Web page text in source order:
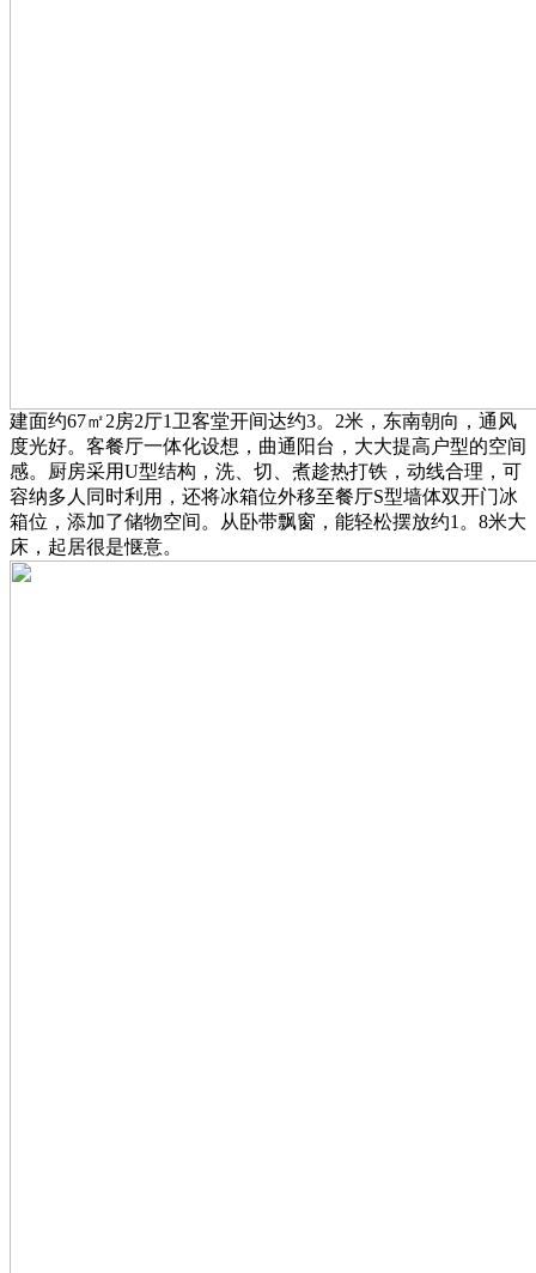
建面约67㎡2房2厅1卫客堂开间达约3。2米，东南朝向，通风
度光好。客餐厅一体化设想，曲通阳台，大大提高户型的空间
感。厨房采用U型结构，洗、切、煮趁热打铁，动线合理，可
容纳多人同时利用，还将冰箱位外移至餐厅S型墙体双开门冰
箱位，添加了储物空间。从卧带飘窗，能轻松摆放约1。8米大
床，起居很是惬意。